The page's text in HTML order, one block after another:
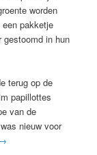
worden
pakketje
gestoomd in hun
terug op de
papillottes
van de
nieuw voor